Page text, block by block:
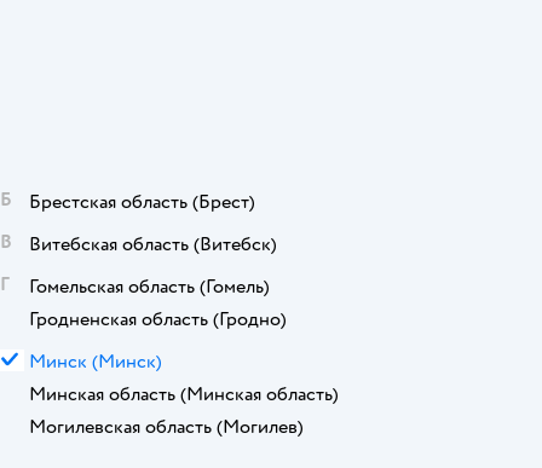
Б Брестская область (Брест)
В
Витебская область (Витебск)
Г
Гомельская область (Гомель)
Гродненская область (Гродно)
М Минск (Минск)
Минская область (Минская область)
Могилевская область (Могилев)